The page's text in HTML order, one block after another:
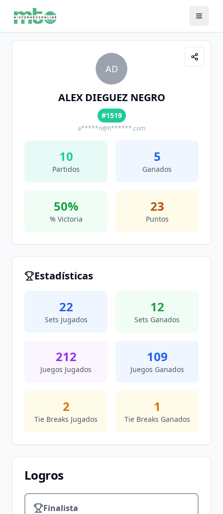
AD
ALEX DIEGUEZ NEGRO
#1519
a*****n@h******.com
10
Partidos
5
Ganados
50%
% Victoria
23
Puntos
Estadísticas
22
Sets Jugados
12
Sets Ganados
212
Juegos Jugados
109
Juegos Ganados
2
Tie Breaks Jugados
1
Tie Breaks Ganados
Logros
Finalista